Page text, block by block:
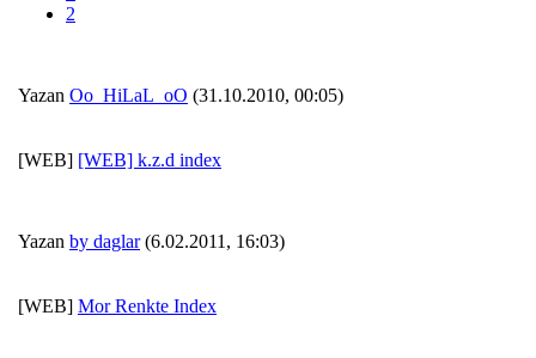
2
Yazan Oo_HiLaL_oO (31.10.2010, 00:05)
[WEB] [WEB] k.z.d index
Yazan by daglar(6.02.2011, 16:03)
[WEB] Mor Renkte Index